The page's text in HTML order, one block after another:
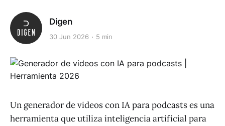
Digen
30 Jun 2026 5 min
Un generador de videos con IA para podcasts es una
herramienta que utiliza inteligencia artificial para